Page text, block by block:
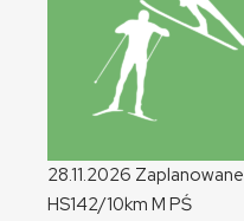
28.11.2026 Zaplanowane
HS142/10km M PŚ